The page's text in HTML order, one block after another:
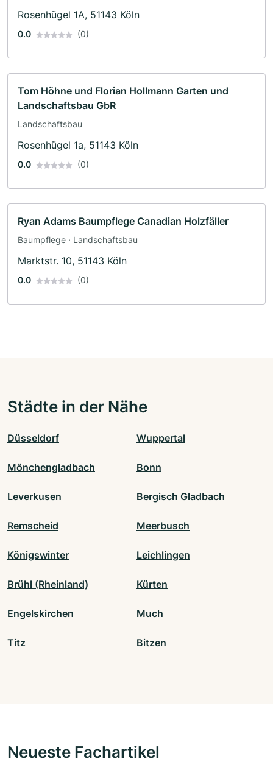
Rosenhügel 1A, 51143 Köln
0.0 (0)
Tom Höhne und Florian Hollmann Garten und
Landschaftsbau GbR
Landschaftsbau
Rosenhügel 1a, 51143 Köln
0.0 (0)
Ryan Adams Baumpflege Canadian Holzfäller
Baumpflege · Landschaftsbau
Marktstr. 10, 51143 Köln
0.0 (0)
Städte in der Nähe
Düsseldorf Wuppertal
Mönchengladbach Bonn
Leverkusen Bergisch Gladbach
Remscheid Meerbusch
Königswinter Leichlingen
Brühl (Rheinland) Kürten
Engelskirchen Much
Titz Bitzen
Neueste Fachartikel